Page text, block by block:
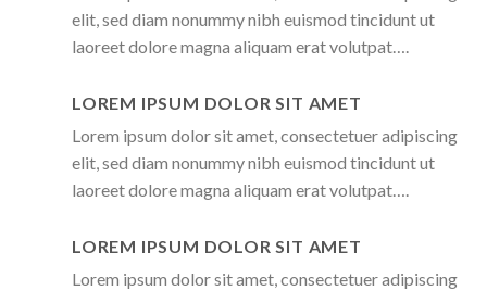
elit, sed diam nonummy nibh euismod tincidunt ut
laoreet dolore magna aliquam erat volutpat….
LOREM IPSUM DOLOR SIT AMET
Lorem ipsum dolor sit amet, consectetuer adipiscing
elit, sed diam nonummy nibh euismod tincidunt ut
laoreet dolore magna aliquam erat volutpat….
LOREM IPSUM DOLOR SIT AMET
Lorem ipsum dolor sit amet, consectetuer adipiscing